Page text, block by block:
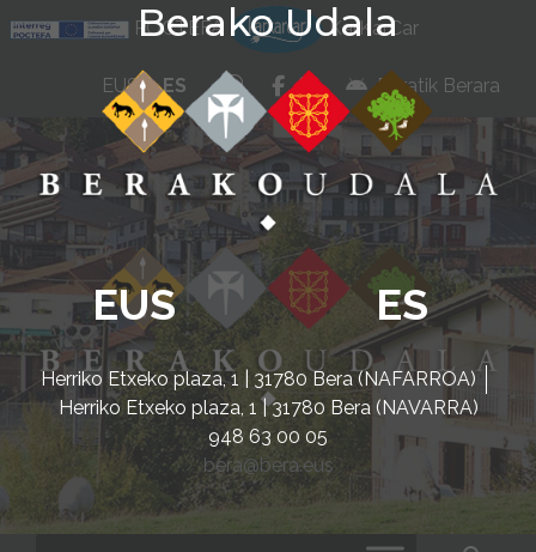
Berako Udala
EUS ES
Herriko Etxeko plaza, 1 | 31780 Bera (NAFARROA)
Herriko Etxeko plaza, 1 | 31780 Bera (NAVARRA)
948 63 00 05
bera@bera.eus
POCTEFA KarKarCar
EUS ES whatsapp
facebook
instagram
Beratik Berara